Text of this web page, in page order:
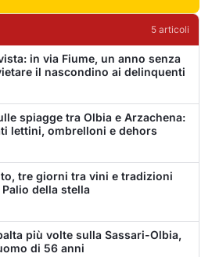
5 articoli
in via Fiume, un anno senza
il nascondino ai delinquenti
spiagge tra Olbia e Arzachena:
lettini, ombrelloni e dehors
tre giorni tra vini e tradizioni
della stella
più volte sulla Sassari-Olbia,
di 56 anni